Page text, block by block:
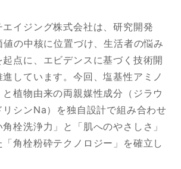
イジング株式会社は、研究開発
値の中核に位置づけ、生活者の悩み
点に、エビデンスに基づく技術開
しています。今回、塩基性アミノ
植物由来の両親媒性成分（ジラウ
シンNa）を独自設計で組み合わせ
栓洗浄力」と「肌へのやさしさ」
角栓粉砕テクノロジー」を確立し